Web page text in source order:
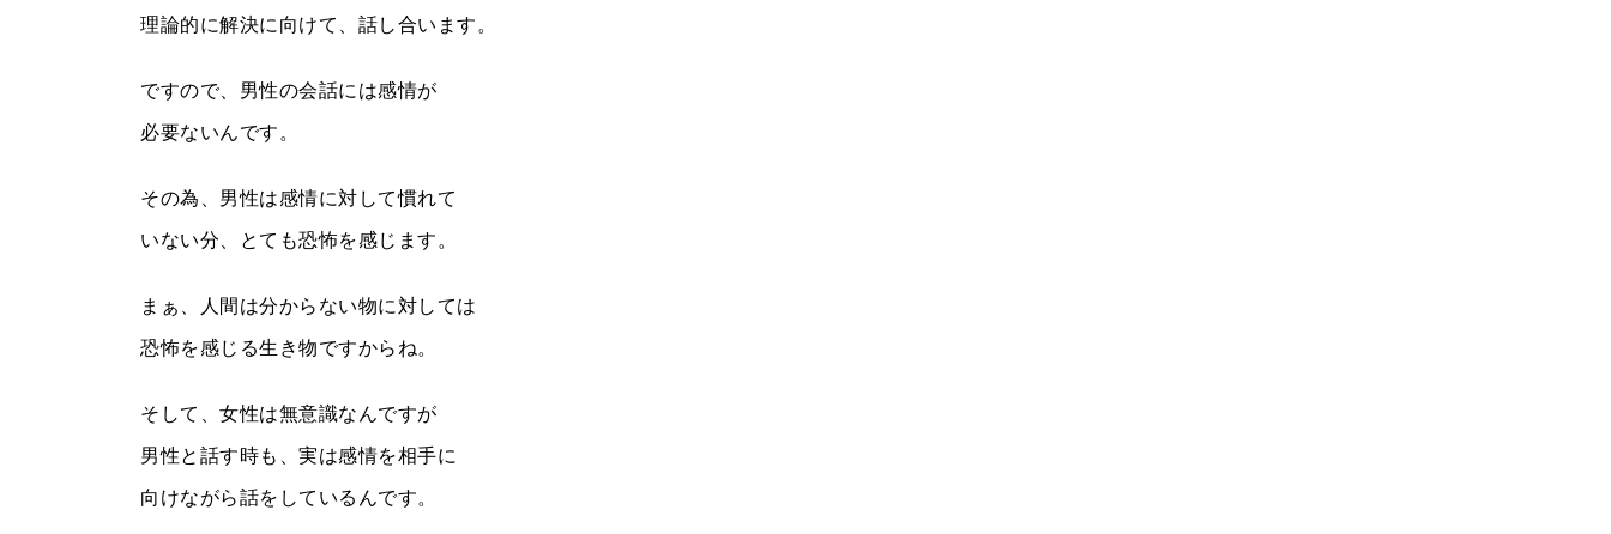
理論的に解決に向けて、話し合います。
ですので、男性の会話には感情が
必要ないんです。
その為、男性は感情に対して慣れて
いない分、とても恐怖を感じます。
まぁ、人間は分からない物に対しては
恐怖を感じる生き物ですからね。
そして、女性は無意識なんですが
男性と話す時も、実は感情を相手に
向けながら話をしているんです。